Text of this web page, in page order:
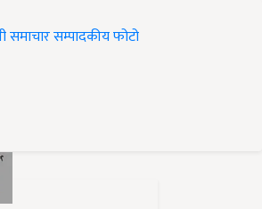
समाचारसम्पादकीयफोटो